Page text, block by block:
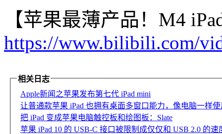
【苹果最薄产品！M4
https://www.bilibili.com/
相关日志
Apple新闻之苹果发布第七代 iPad mini
让普通款苹果 iPad 也拥有桌面多窗口能力，像电脑一样使
把 iPad 变成苹果电脑触控板和绘图板：Slate
苹果 iPad 10 的 USB-C 接口被限制成仅仅和 USB 2.0 的速